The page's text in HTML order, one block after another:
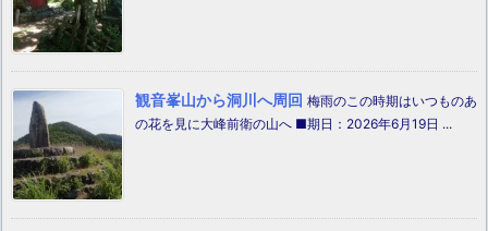
観音峯山から洞川へ周回 梅雨のこの時期はいつものあ
の花を見に大峰前衛の山へ ■期日：2026年6月19日 ...